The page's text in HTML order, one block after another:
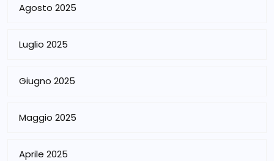
Agosto 2025
Luglio 2025
Giugno 2025
Maggio 2025
Aprile 2025